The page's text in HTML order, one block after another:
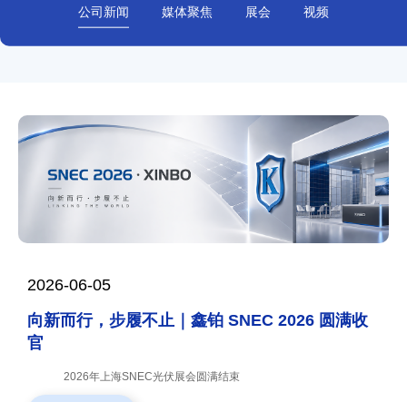
公司新闻 媒体聚焦 展会 视频
2026-06-05
向新而行，步履不止｜鑫铂 SNEC 2026 圆满收
官
2026年上海SNEC光伏展会圆满结束